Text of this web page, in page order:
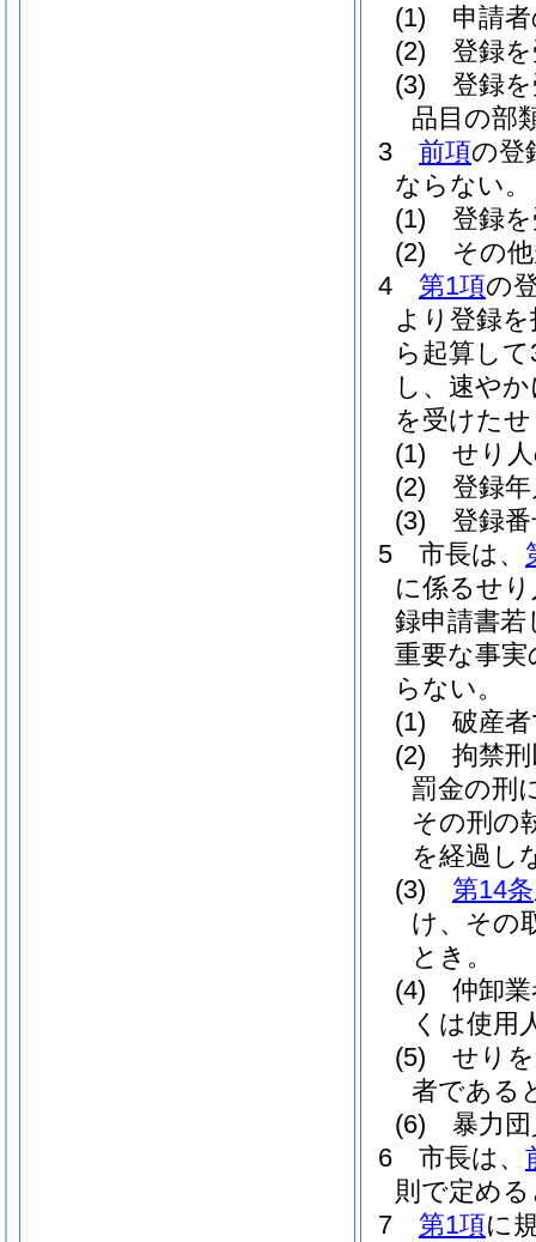
(1)
申請
(2)
登録
(3)
登録
品目の部
3
前項の登
ならない。
(1)
登録
(2)
その
4
第1項の
より登録
ら起算し
し、速や
を受けた
(1)
せり
(2)
登録
(3)
登録
5
市長は、
に係るせ
録申請書
重要な事
らない。
(1)
破産
(2)
拘禁
罰金の刑
その刑の
を経過し
(3)
第14条
け、その
とき。
(4)
仲卸
くは使用
(5)
せり
者である
(6)
暴力
6
市長は、
則で定め
7
第1項に